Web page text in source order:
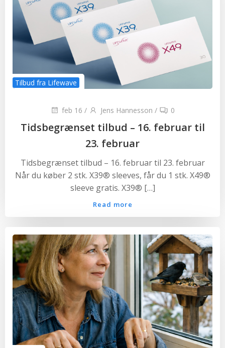
Tilbud fra Lifewave
feb 16 / Jens Hannesson / 0
Tidsbegrænset tilbud – 16. februar til
23. februar
Tidsbegrænset tilbud – 16. februar til 23. februar
Når du køber 2 stk. X39® sleeves, får du 1 stk. X49®
sleeve gratis. X39® […]
Read more